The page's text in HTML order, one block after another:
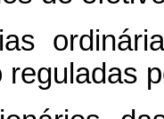
reguladas